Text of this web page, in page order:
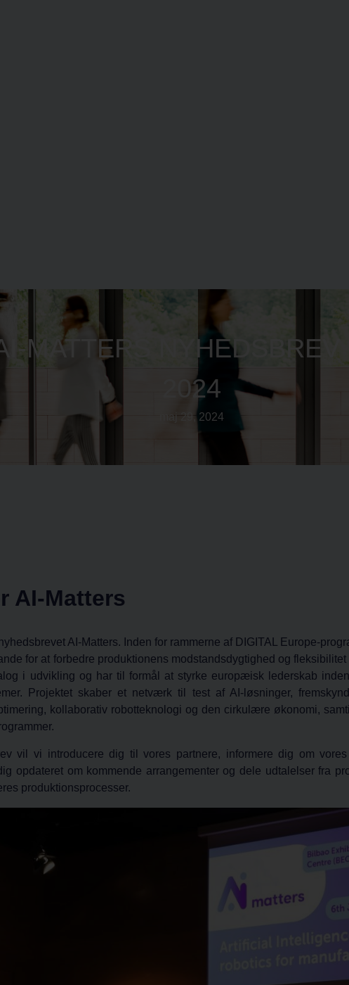
MATTERS NYHEDSBREV
2024
maj 29, 2024
AI-Matters
AI-Matters. Inden for rammerne af DIGITAL Europe-
for at forbedre produktionens modstandsdygtighed og
i udvikling og har til formål at styrke europæisk lederskab
Projektet skaber et netværk til test af AI-løsninger,
kollaborativ robotteknologi og den cirkulære økonomi,
vil vi introducere dig til vores partnere, informere dig om
opdateret om kommende arrangementer og dele udtalelser fra
produktionsprocesser.